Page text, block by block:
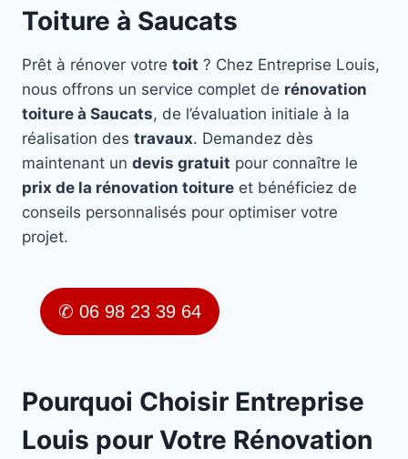
Toiture à Saucats
Prêt à rénover votre toit ? Chez Entreprise Louis,
nous offrons un service complet de rénovation
toiture à Saucats, de l’évaluation initiale à la
réalisation des travaux. Demandez dès
maintenant un devis gratuit pour connaître le
prix de la rénovation toiture et bénéficiez de
conseils personnalisés pour optimiser votre
projet.
✆ 06 98 23 39 64
Pourquoi Choisir Entreprise
Louis pour Votre Rénovation